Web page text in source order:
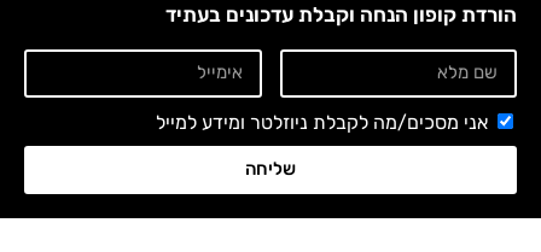
הורדת קופון הנחה וקבלת עדכונים בעתיד
אני מסכים/מה לקבלת ניוזלטר ומידע למייל
שליחה